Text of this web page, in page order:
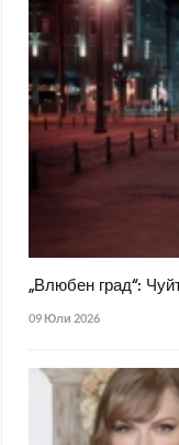
„Влюбен град“:
09 Юли 2026